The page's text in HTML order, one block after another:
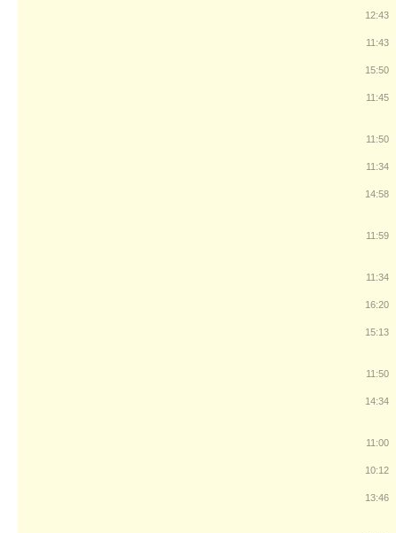
12:43
11:43
15:50
11:45
11:50
11:34
14:58
11:59
11:34
16:20
15:13
11:50
14:34
11:00
10:12
13:46